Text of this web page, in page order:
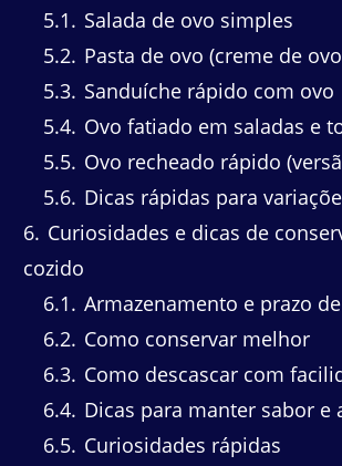
5.1
Salada de ovo simples
5.2 Pasta de ovo (creme de
5.3 Sanduíche rápido com ovo
5.4 Ovo fatiado em saladas e
5.5 Ovo recheado rápido
5.6 Dicas rápidas para
6 Curiosidades e dicas de
cozido
6.1
Armazenamento e prazo
6.2 Como conservar melhor
6.3 Como descascar com
6.4 Dicas para manter sabor e
6.5 Curiosidades rápidas